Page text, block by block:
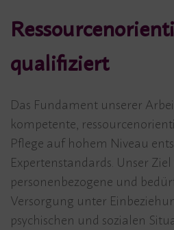
qualifiziert
Das Fundament unserer
kompetente,
Pflege auf hohem Niveau
Expertenstandards. Unser Ziel
personenbezogene und
Versorgung unter
psychischen und sozialen